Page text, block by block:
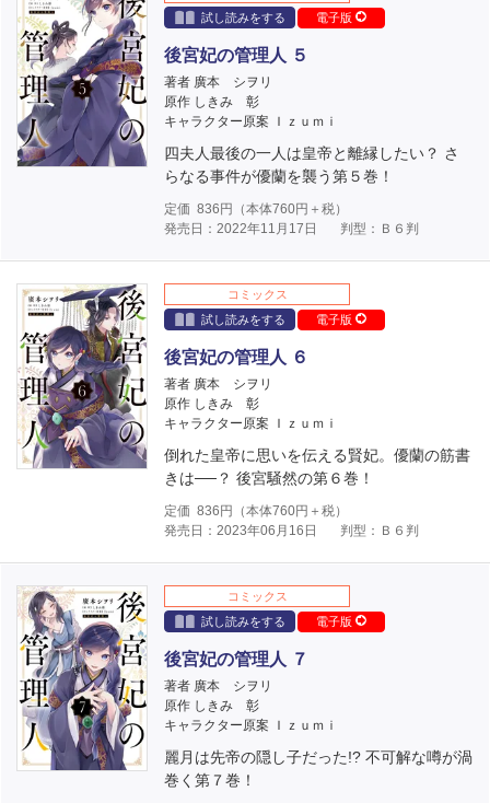
試し読みをする
電子版
後宮妃の管理人 ５
著者 廣本 シヲリ
原作 しきみ 彰
キャラクター原案 Ｉｚｕｍｉ
四夫人最後の一人は皇帝と離縁したい？ さ
らなる事件が優蘭を襲う第５巻！
定価 836 円（本体760円＋税）
発売日：2022年11月17日
判型：Ｂ６判
コミックス
試し読みをする
電子版
後宮妃の管理人 ６
著者 廣本 シヲリ
原作 しきみ 彰
キャラクター原案 Ｉｚｕｍｉ
倒れた皇帝に思いを伝える賢妃。優蘭の筋書
きは──？ 後宮騒然の第６巻！
定価 836 円（本体760円＋税）
発売日：2023年06月16日
判型：Ｂ６判
コミックス
試し読みをする
電子版
後宮妃の管理人 ７
著者 廣本 シヲリ
原作 しきみ 彰
キャラクター原案 Ｉｚｕｍｉ
麗月は先帝の隠し子だった!? 不可解な噂が渦
巻く第７巻！